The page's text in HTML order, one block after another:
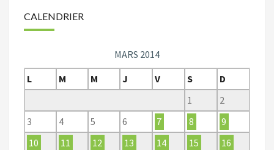
CALENDRIER
MARS 2014
L
M M J V S
D
1
2
3
4 5 6 7 8
9
10
11 12 13 14 15
16